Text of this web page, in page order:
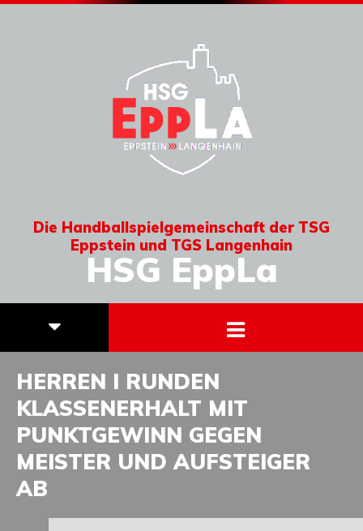
Die Handballspielgemeinschaft der TSG
Eppstein und TGS Langenhain
HSG EppLa
HERREN I RUNDEN
KLASSENERHALT MIT
PUNKTGEWINN GEGEN
MEISTER UND AUFSTEIGER
AB